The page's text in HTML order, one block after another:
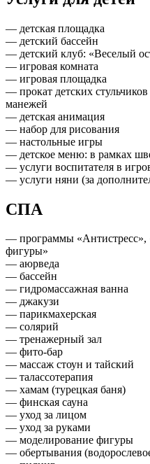
— детская площадка
— детский бассейн
— детский клуб: «Веселый
— игровая комната
— игровая площадка
— прокат детских
манежей
— детская анимация
— набор для рисования
— настольные игры
— детское меню: в рамках
— услуги воспитателя в
— услуги няни (за
СПА
— программы «Антистресс»,
фигуры»
— аюрведа
— бассейн
— гидромассажная ванна
— джакузи
— парикмахерская
— солярий
— тренажерный зал
— фито-бар
— массаж стоун и тайский
— талассотерапия
— хамам (турецкая баня)
— финская сауна
— уход за лицом
— уход за руками
— моделирование фигуры
— обертывания